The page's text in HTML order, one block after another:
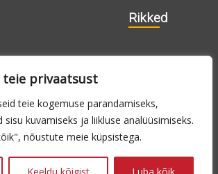
teie privaatsust
teie kogemuse parandamiseks,
sisu kuvamiseks ja liikluse analüüsimiseks.
nõustute meie küpsistega.
Rikked
24h